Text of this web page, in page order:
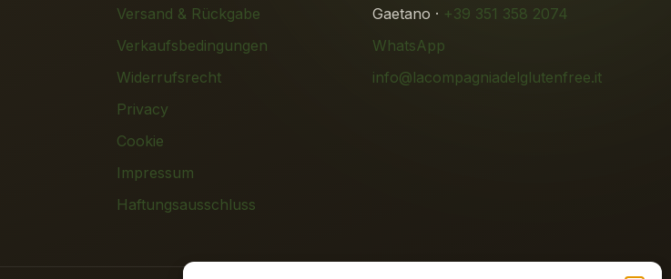
Versand & Rückgabe
Verkaufsbedingungen
Widerrufsrecht
Privacy
Cookie
Impressum
Haftungsausschluss
Gaetano · +39 351 358 2074
WhatsApp
info@lacompagniadelglutenfree.it